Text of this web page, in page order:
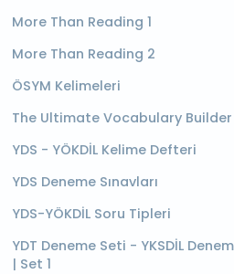
More Than Reading 1
More Than Reading 2
ÖSYM Kelimeleri
The Ultimate Vocabulary Builder
YDS - YÖKDİL Kelime Defteri
YDS Deneme Sınavları
YDS-YÖKDİL Soru Tipleri
YDT Deneme Seti - YKSDİL
| Set 1